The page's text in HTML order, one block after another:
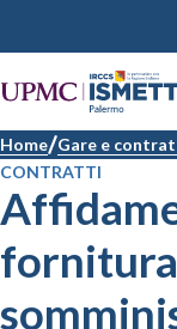
Home Gare e
CONTRATTI